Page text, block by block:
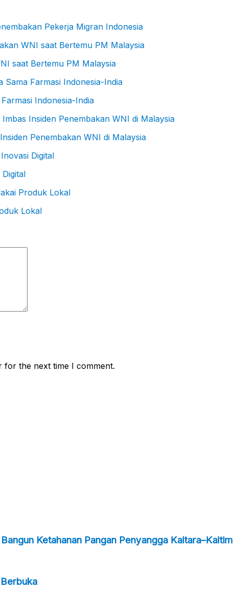
Pekerja Migran Indonesia
saat Bertemu PM Malaysia
Indonesia-India
Penembakan WNI di Malaysia
Lokal
for the next time I comment.
Ketahanan Pangan Penyangga Kaltara–Kaltim